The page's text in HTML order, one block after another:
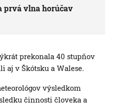
prvá vlna horúčav
prekonala 40 stupňov
aj v Škótsku a Walese.
výsledkom
činnosti človeka a